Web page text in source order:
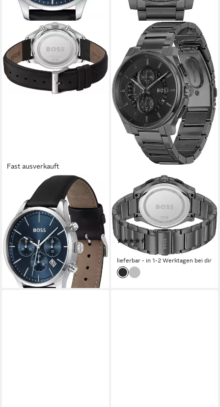
Fast ausverkauft
Chronograph AVERY
1514156, Quarzuhr,
Herrenuhr, Armbanduhr,
Stoppfunktion, Lederarmband
(2)
279,00 €
lieferbar - in 1-2 Werktagen bei dir
Chronograph PEAK 2.0
1514192, Quarzuhr,
Armbanduhr, Herrenuhr,
Edelstahlarmband, analog, Tag
449,00 €
lieferbar - in 1-2 Werktagen bei dir